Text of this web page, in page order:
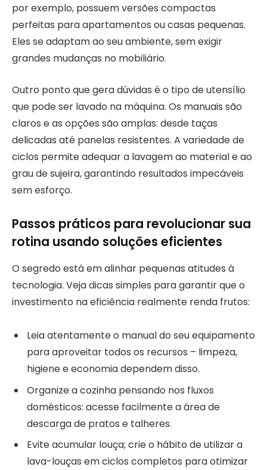
por exemplo, possuem versões compactas
perfeitas para apartamentos ou casas pequenas.
Eles se adaptam ao seu ambiente, sem exigir
grandes mudanças no mobiliário.
Outro ponto que gera dúvidas é o tipo de utensílio
que pode ser lavado na máquina. Os manuais são
claros e as opções são amplas: desde taças
delicadas até panelas resistentes. A variedade de
ciclos permite adequar a lavagem ao material e ao
grau de sujeira, garantindo resultados impecáveis
sem esforço.
Passos práticos para revolucionar sua
rotina usando soluções eficientes
O segredo está em alinhar pequenas atitudes à
tecnologia. Veja dicas simples para garantir que o
investimento na eficiência realmente renda frutos:
Leia atentamente o manual do seu equipamento
para aproveitar todos os recursos – limpeza,
higiene e economia dependem disso.
Organize a cozinha pensando nos fluxos
domésticos: acesse facilmente a área de
descarga de pratos e talheres.
Evite acumular louça; crie o hábito de utilizar a
lava-louças em ciclos completos para otimizar